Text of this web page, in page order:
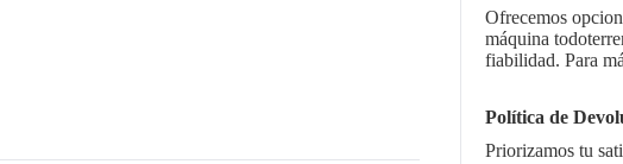
Ofrecemos
máquina
fiabilidad. Para
Política de
Priorizamos tu